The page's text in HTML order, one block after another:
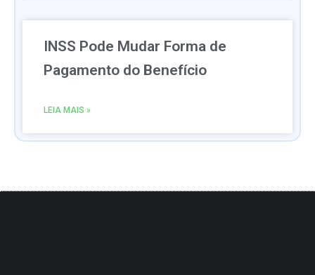
INSS Pode Mudar Forma de
Pagamento do Benefício
LEIA MAIS »